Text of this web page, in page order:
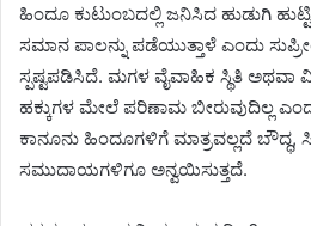
ಹಿಂದೂ ಕುಟುಂಬದಲ್ಲಿ ಜನಿಸಿದ ಹುಡುಗಿ
ಸಮಾನ ಪಾಲನ್ನು ಪಡೆಯುತ್ತಾಳೆ ಎಂದು
ಸ್ಪಷ್ಟಪಡಿಸಿದೆ. ಮಗಳ ವೈವಾಹಿಕ ಸ್ಥಿತಿ ಅಥವಾ
ಹಕ್ಕುಗಳ ಮೇಲೆ ಪರಿಣಾಮ ಬೀರುವುದಿಲ್ಲ
ಕಾನೂನು ಹಿಂದೂಗಳಿಗೆ ಮಾತ್ರವಲ್ಲದೆ ಬೌದ್ಧ,
ಸಮುದಾಯಗಳಿಗೂ ಅನ್ವಯಿಸುತ್ತದೆ.